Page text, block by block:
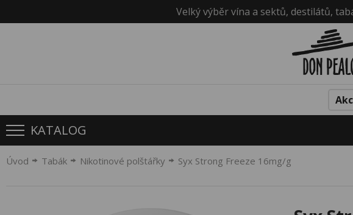
Velký výběr vína a sektů, destilátů,
KATALOG
Úvod Tabák Nikotinové polštářky Syx Strong Freeze 16mg/g